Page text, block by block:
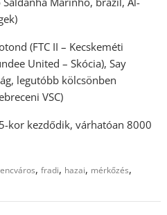
(FTC II – Kecskeméti
United – Skócia), Say
legutóbb kölcsönben
VSC)
kor kezdődik, várhatóan 8000
,fradi, hazai, mérkőzés,